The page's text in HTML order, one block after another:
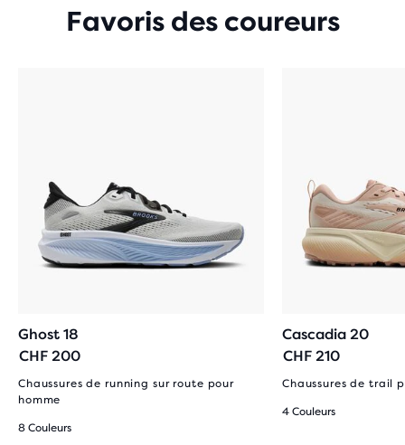
Favoris des coureurs
Ghost 18
CHF 200
Chaussures de running sur route pour
homme
8 Couleurs
Cascadia 20
CHF 210
Chaussures de trail
4 Couleurs